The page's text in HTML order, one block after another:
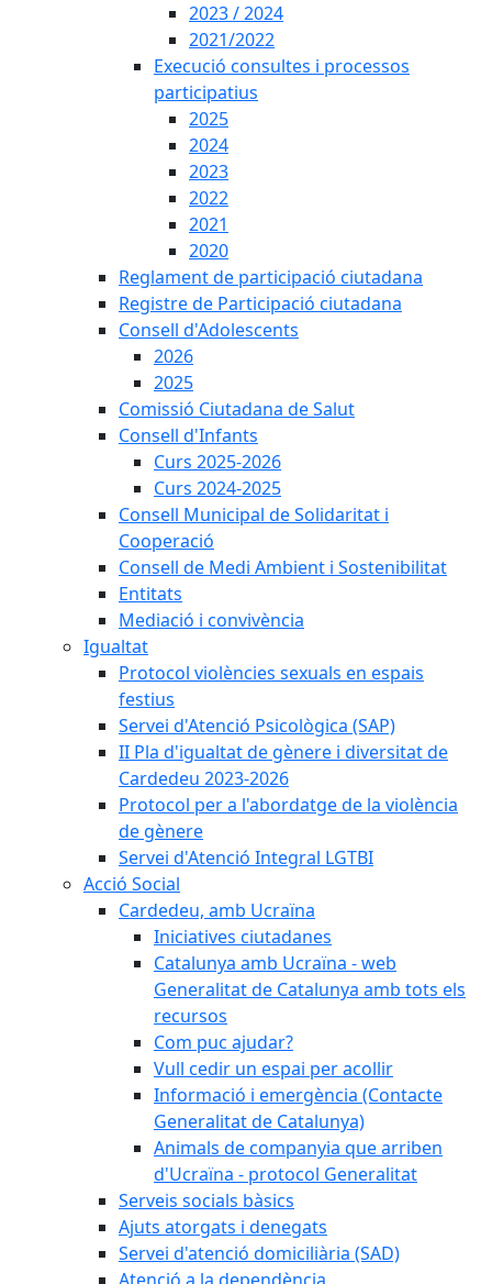
2023 / 2024
2021/2022
Execució consultes i processos
participatius
2025
2024
2023
2022
2021
2020
Reglament de participació ciutadana
Registre de Participació ciutadana
Consell d'Adolescents
2026
2025
Comissió Ciutadana de Salut
Consell d'Infants
Curs 2025-2026
Curs 2024-2025
Consell Municipal de Solidaritat i
Cooperació
Consell de Medi Ambient i Sostenibilitat
Entitats
Mediació i convivència
Igualtat
Protocol violències sexuals en espais
festius
Servei d'Atenció Psicològica (SAP)
II Pla d'igualtat de gènere i diversitat de
Cardedeu 2023-2026
Protocol per a l'abordatge de la violència
de gènere
Servei d'Atenció Integral LGTBI
Acció Social
Cardedeu, amb Ucraïna
Iniciatives ciutadanes
Catalunya amb Ucraïna - web
Generalitat de Catalunya amb tots els
recursos
Com puc ajudar?
Vull cedir un espai per acollir
Informació i emergència (Contacte
Generalitat de Catalunya)
Animals de companyia que arriben
d'Ucraïna - protocol Generalitat
Serveis socials bàsics
Ajuts atorgats i denegats
Servei d'atenció domiciliària (SAD)